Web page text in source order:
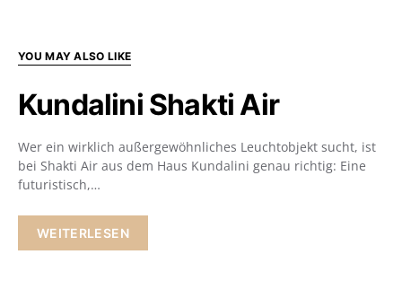
YOU MAY ALSO LIKE
Kundalini Shakti Air
Wer ein wirklich außergewöhnliches Leuchtobjekt sucht, ist
bei Shakti Air aus dem Haus Kundalini genau richtig: Eine
futuristisch,…
WEITERLESEN